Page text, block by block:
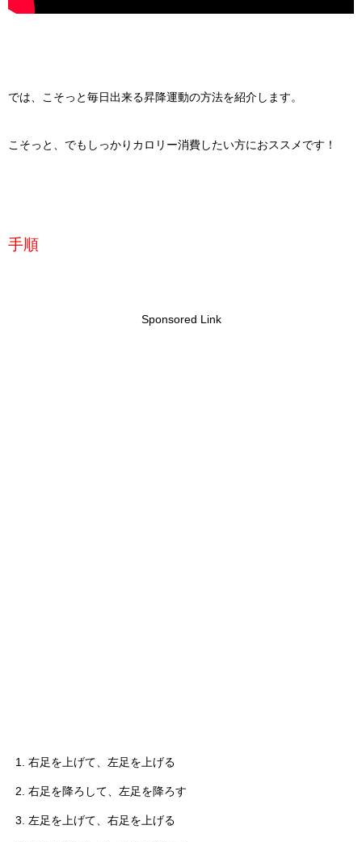
では、こそっと毎日出来る昇降運動の方法を紹介します。
こそっと、でもしっかりカロリー消費したい方におススメです！
手順
Sponsored Link
右足を上げて、左足を上げる
右足を降ろして、左足を降ろす
左足を上げて、右足を上げる